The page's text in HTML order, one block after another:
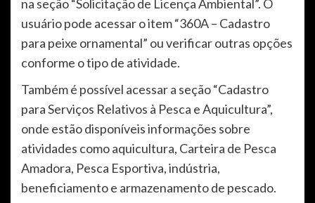
na seção “Solicitação de Licença Ambiental”. O
usuário pode acessar o item “360A – Cadastro
para peixe ornamental” ou verificar outras opções
conforme o tipo de atividade.
Também é possível acessar a seção “Cadastro
para Serviços Relativos à Pesca e Aquicultura”,
onde estão disponíveis informações sobre
atividades como aquicultura, Carteira de Pesca
Amadora, Pesca Esportiva, indústria,
beneficiamento e armazenamento de pescado.